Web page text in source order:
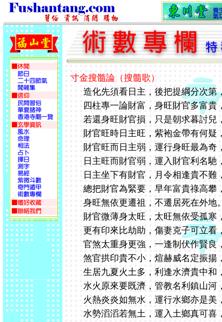
寸金搜髓論（搜髓歌）
造化先須看日主，後把提綱分次第
四柱專一論財富，身旺財官多富貴
若還身旺財官損，只是朝求暮討兒
財官旺時日主旺，紫袍金帶有何疑
財官旺而日主弱，運行身旺最為奇
日主旺而財官弱，運入財官利名馳
日主坐下有財官，月令相逢貴不難
總把財官為緊要，早年富貴祿高攀
身旺無依更遷祖，不遷居死在外地
財官微薄身太旺，太旺無依受孤寒
更有印來比劫助，傷妻克子可立看
官煞太重身更強，一逢制伏作賢良
煞官拱印貴不小，煊赫威名定振揚
生居九夏火土多，利逢水濟貴中和
水火原來要既濟，管教名利鎮山河
火熱炎炎如無水，運行水鄉亦是美
水勢滔滔若無土，運入土鄉真可喜